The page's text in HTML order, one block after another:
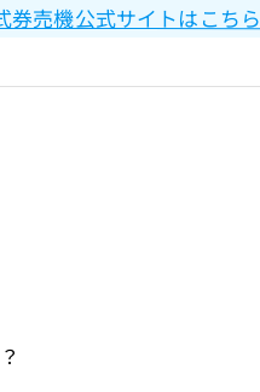
売機公式サイトはこちら